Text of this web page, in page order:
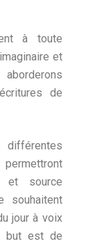
à toute
et
de
et source
souhaitent
jour à voix
but est de